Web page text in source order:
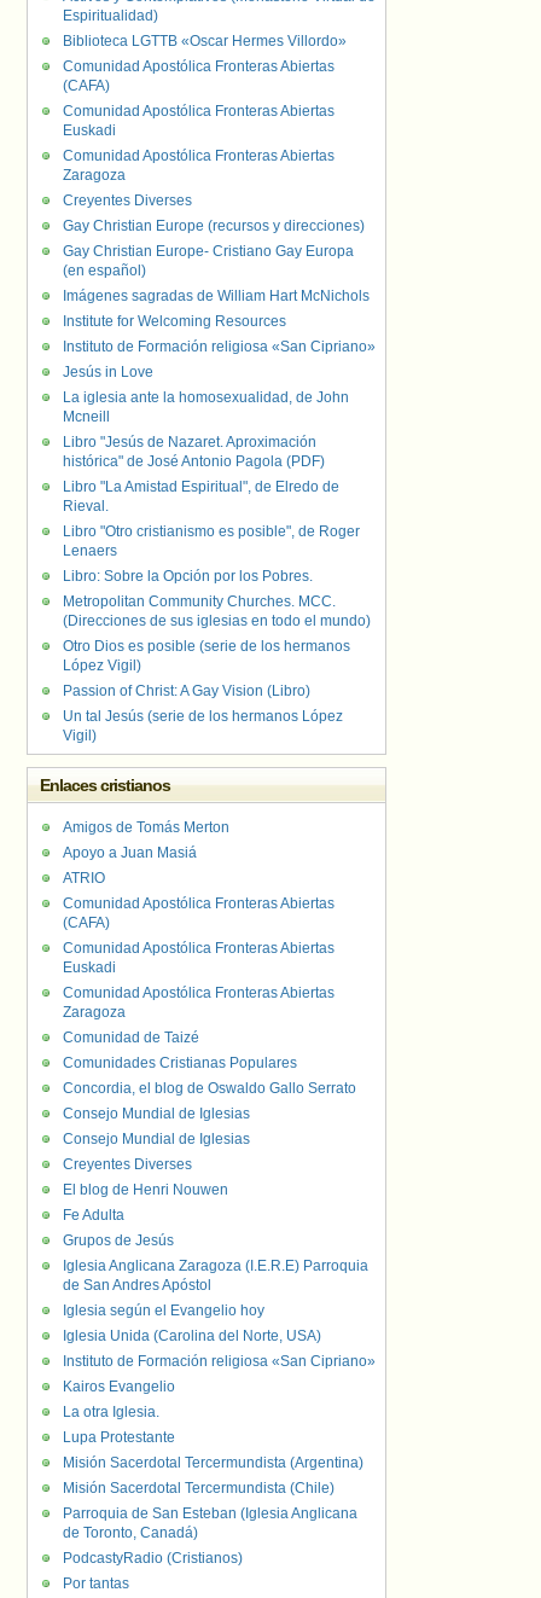
Espiritualidad)
Biblioteca LGTTB «Oscar Hermes Villordo»
Comunidad Apostólica Fronteras Abiertas
(CAFA)
Comunidad Apostólica Fronteras Abiertas
Euskadi
Comunidad Apostólica Fronteras Abiertas
Zaragoza
Creyentes Diverses
Gay Christian Europe (recursos y direcciones)
Gay Christian Europe- Cristiano Gay Europa
(en español)
Imágenes sagradas de William Hart McNichols
Institute for Welcoming Resources
Instituto de Formación religiosa «San Cipriano»
Jesús in Love
La iglesia ante la homosexualidad, de John
Mcneill
Libro "Jesús de Nazaret. Aproximación
histórica" de José Antonio Pagola (PDF)
Libro "La Amistad Espiritual", de Elredo de
Rieval.
Libro "Otro cristianismo es posible", de Roger
Lenaers
Libro: Sobre la Opción por los Pobres.
Metropolitan Community Churches. MCC.
(Direcciones de sus iglesias en todo el mundo)
Otro Dios es posible (serie de los hermanos
López Vigil)
Passion of Christ: A Gay Vision (Libro)
Un tal Jesús (serie de los hermanos López
Vigil)
Enlaces cristianos
Amigos de Tomás Merton
Apoyo a Juan Masiá
ATRIO
Comunidad Apostólica Fronteras Abiertas
(CAFA)
Comunidad Apostólica Fronteras Abiertas
Euskadi
Comunidad Apostólica Fronteras Abiertas
Zaragoza
Comunidad de Taizé
Comunidades Cristianas Populares
Concordia, el blog de Oswaldo Gallo Serrato
Consejo Mundial de Iglesias
Consejo Mundial de Iglesias
Creyentes Diverses
El blog de Henri Nouwen
Fe Adulta
Grupos de Jesús
Iglesia Anglicana Zaragoza (I.E.R.E) Parroquia
de San Andres Apóstol
Iglesia según el Evangelio hoy
Iglesia Unida (Carolina del Norte, USA)
Instituto de Formación religiosa «San Cipriano»
Kairos Evangelio
La otra Iglesia.
Lupa Protestante
Misión Sacerdotal Tercermundista (Argentina)
Misión Sacerdotal Tercermundista (Chile)
Parroquia de San Esteban (Iglesia Anglicana
de Toronto, Canadá)
PodcastyRadio (Cristianos)
Por tantas